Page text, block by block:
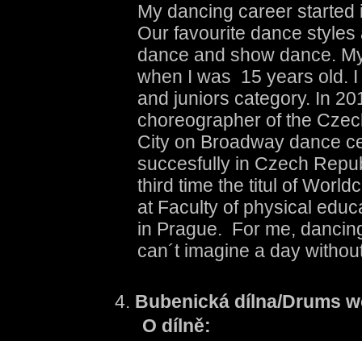
My dancing career
Our favourite dance
dance and show dance.
when I was 15 years old.
and juniors category. In
choreographer of the
City on Broadway dance
succesfully in Czech
third time the titul of
at Faculty of physical
in Prague. For me,
can´t imagine a day
Bubenická dílna/Drums
O dílně: